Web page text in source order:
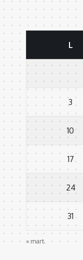
L
3
10
17
24
31
« mart.